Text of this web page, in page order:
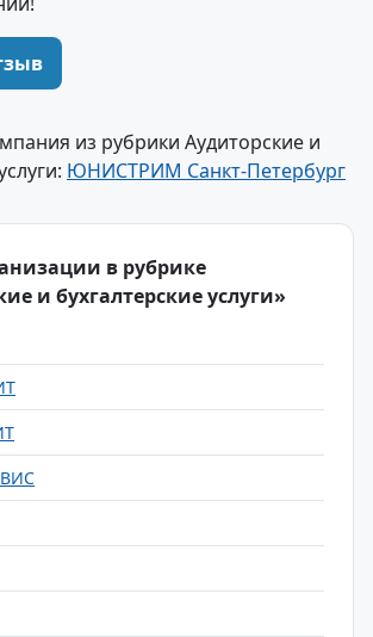
из рубрики Аудиторские и
ЮНИСТРИМ Санкт-Петербург
в рубрике
и бухгалтерские услуги»